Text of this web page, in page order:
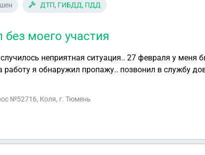
ДТП, ГИБДД, ПДД
моего участия
ситуация.. 27 февраля у меня был угнан автомобиль.. С
я обнаружил пропажу.. позвонил в службу
минут мне перезвонили и сказали что на моем
всем сторонам ущерб в
№52716, Коля, г. Тюмень